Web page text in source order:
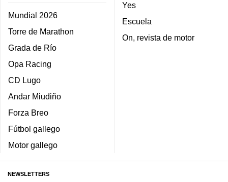
Mundial 2026
Torre de Marathon
Grada de Río
Opa Racing
CD Lugo
Andar Miudiño
Forza Breo
Fútbol gallego
Motor gallego
Yes
Escuela
On, revista de motor
NEWSLETTERS